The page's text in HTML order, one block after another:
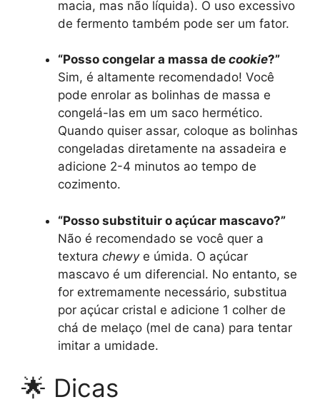
macia, mas não líquida). O uso excessivo
de fermento também pode ser um fator.
“Posso congelar a massa de cookie?”
Sim, é altamente recomendado! Você
pode enrolar as bolinhas de massa e
congelá-las em um saco hermético.
Quando quiser assar, coloque as bolinhas
congeladas diretamente na assadeira e
adicione 2-4 minutos ao tempo de
cozimento.
“Posso substituir o açúcar mascavo?”
Não é recomendado se você quer a
textura chewye úmida. O açúcar
mascavo é um diferencial. No entanto, se
for extremamente necessário, substitua
por açúcar cristal e adicione 1 colher de
chá de melaço (mel de cana) para tentar
imitar a umidade.
🌟 Dicas